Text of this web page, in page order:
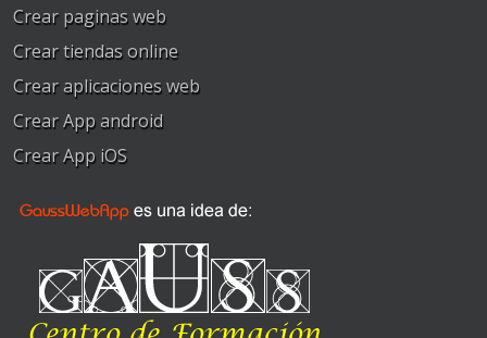
Crear paginas web
Crear tiendas online
Crear aplicaciones web
Crear App android
Crear App iOS